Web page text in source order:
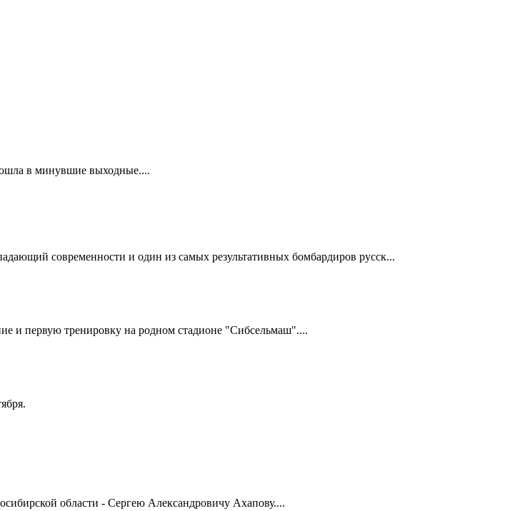
в минувшие выходные....
современности и один из самых результативных бомбардиров русск...
и первую тренировку на родном стадионе "Сибсельмаш"....
области - Сергею Александровичу Ахапову....